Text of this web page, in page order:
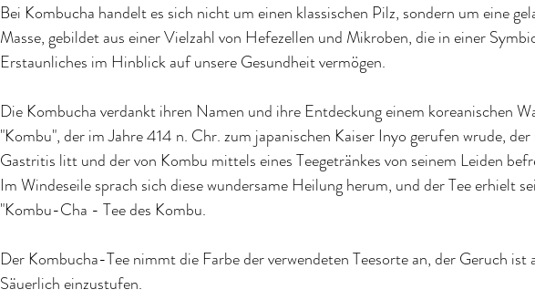
Bei Kombucha handelt es sich nicht um einen klassischen Pilz, sondern um eine
Masse, gebildet aus einer Vielzahl von Hefezellen und Mikroben, die in einer
Erstaunliches im Hinblick auf unsere Gesundheit vermögen.
Die Kombucha verdankt ihren Namen und ihre Entdeckung einem koreanischen
"Kombu", der im Jahre 414 n. Chr. zum japanischen Kaiser Inyo gerufen wrude,
Gastritis litt und der von Kombu mittels eines Teegetränkes von seinem Leiden
Im Windeseile sprach sich diese wundersame Heilung herum, und der Tee erhielt
"Kombu-Cha - Tee des Kombu.
Der Kombucha-Tee nimmt die Farbe der verwendeten Teesorte an, der Geruch ist
Säuerlich einzustufen.